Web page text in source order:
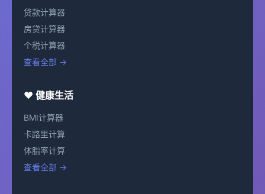
贷款计算器
房贷计算器
个税计算器
查看全部 →
❤️ 健康生活
BMI计算器
卡路里计算
体脂率计算
查看全部 →